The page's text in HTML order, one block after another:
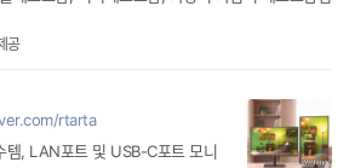
공
rtarta
템, LAN포트 및 USB-C포트 모니